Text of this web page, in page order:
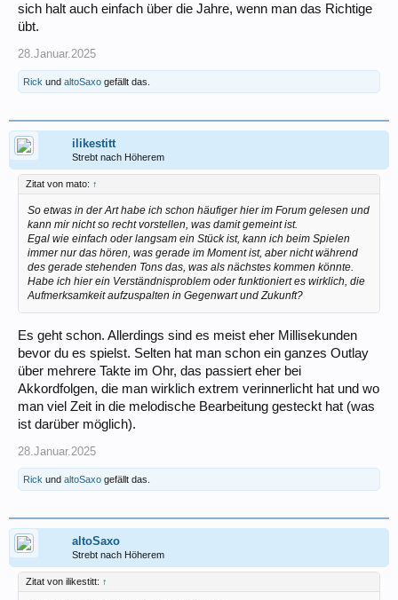
sich halt auch einfach über die Jahre, wenn man das Richtige
übt.
28.Januar.2025
Rick und altoSaxo gefällt das.
ilikestitt
Strebt nach Höherem
Zitat von mato: ↑
So etwas in der Art habe ich schon häufiger hier im Forum gelesen und
kann mir nicht so recht vorstellen, was damit gemeint ist.
Egal wie einfach oder langsam ein Stück ist, kann ich beim Spielen
immer nur das hören, was gerade im Moment ist, aber nicht während
des gerade stehenden Tons das, was als nächstes kommen könnte.
Habe ich hier ein Verständnisproblem oder funktioniert es wirklich, die
Aufmerksamkeit aufzuspalten in Gegenwart und Zukunft?
Es geht schon. Allerdings sind es meist eher Millisekunden
bevor du es spielst. Selten hat man schon ein ganzes Outlay
über mehrere Takte im Ohr, das passiert eher bei
Akkordfolgen, die man wirklich extrem verinnerlicht hat und wo
man viel Zeit in die melodische Bearbeitung gesteckt hat (was
ist darüber möglich).
28.Januar.2025
Rick und altoSaxo gefällt das.
altoSaxo
Strebt nach Höherem
Zitat von ilikestitt: ↑